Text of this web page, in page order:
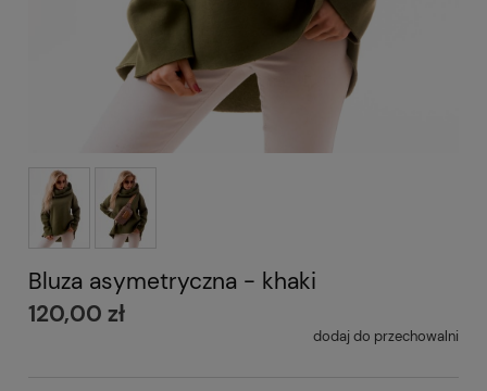
Bluza asymetryczna - khaki
120,00 zł
dodaj do przechowalni